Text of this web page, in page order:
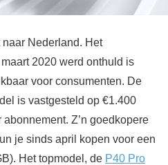
Nederland. Het
2020 werd onthuld is
voor consumenten. De
is vastgesteld op €1.400
Z’n goedkopere
je sinds april kopen voor een
Het topmodel, de P40 Pro